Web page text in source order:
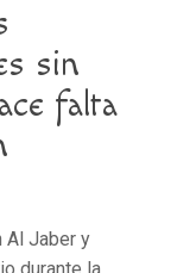
sin
falta
Al Jaber y